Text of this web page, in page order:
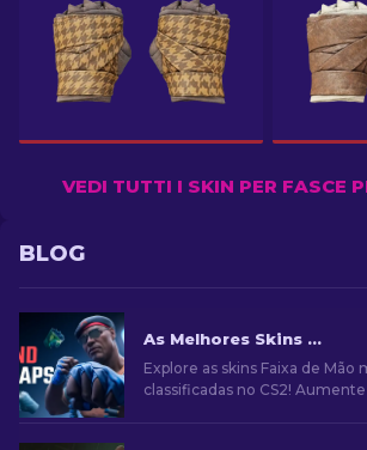
VEDI TUTTI I SKIN PER FASCE
BLOG
As Melhores Skins de Faixas de Mão no CS2: Lista de Classificação
Explore as skins Faixa de Mão
classificadas no CS2!